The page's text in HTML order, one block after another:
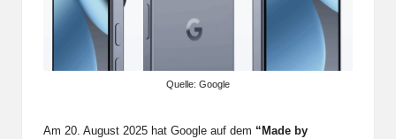
Quelle: Google
Am 20. August 2025 hat Google auf dem “Made by